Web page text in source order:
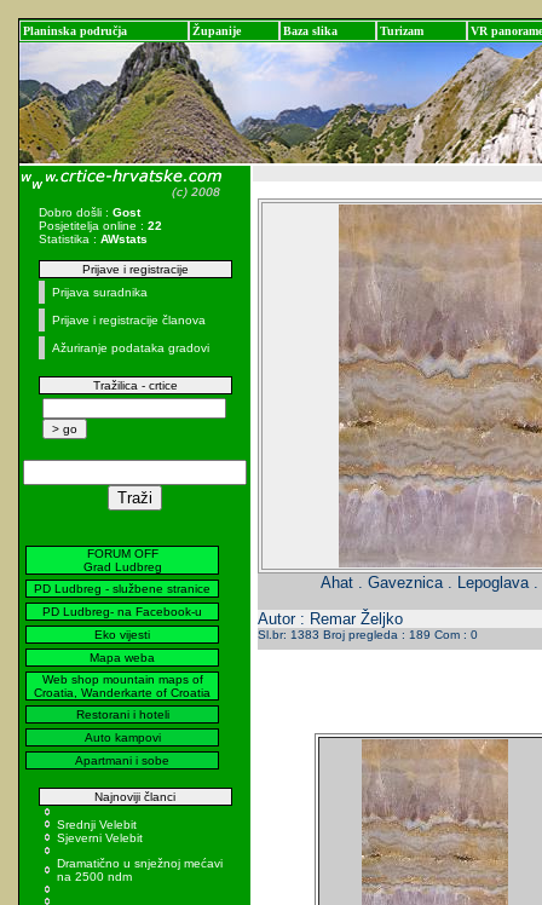
Planinska područja Županije Baza slika Turizam VR panorame
Dobro došli : Gost
Posjetitelja online : 22
Statistika : AWstats
Prijave i registracije
Prijava suradnika
Prijave i registracije članova
Ažuriranje podataka gradovi
Tražilica - crtice
FORUM OFF
Grad Ludbreg
PD Ludbreg - službene stranice
PD Ludbreg- na Facebook-u
Eko vijesti
Mapa weba
Web shop mountain maps of
Croatia, Wanderkarte of Croatia
Restorani i hoteli
Auto kampovi
Apartmani i sobe
Najnoviji članci
Srednji Velebit
Sjeverni Velebit
Dramatično u snježnoj mećavi
na 2500 ndm
Ahat . Gaveznica . Lepoglava
Autor : Remar Željko
Sl.br: 1383 Broj pregleda : 189 Com : 0